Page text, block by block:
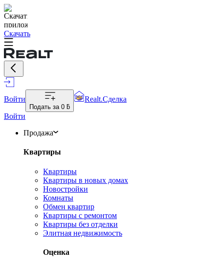
Скачать
Войти
Подать за 0 ƃ
Realt.Сделка
Войти
Продажа
Квартиры
Квартиры
Квартиры в новых домах
Новостройки
Комнаты
Обмен квартир
Квартиры с ремонтом
Квартиры без отделки
Элитная недвижимость
Оценка